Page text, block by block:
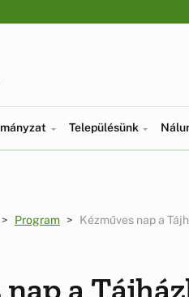
Településünk
Program Kézműves nap a
a